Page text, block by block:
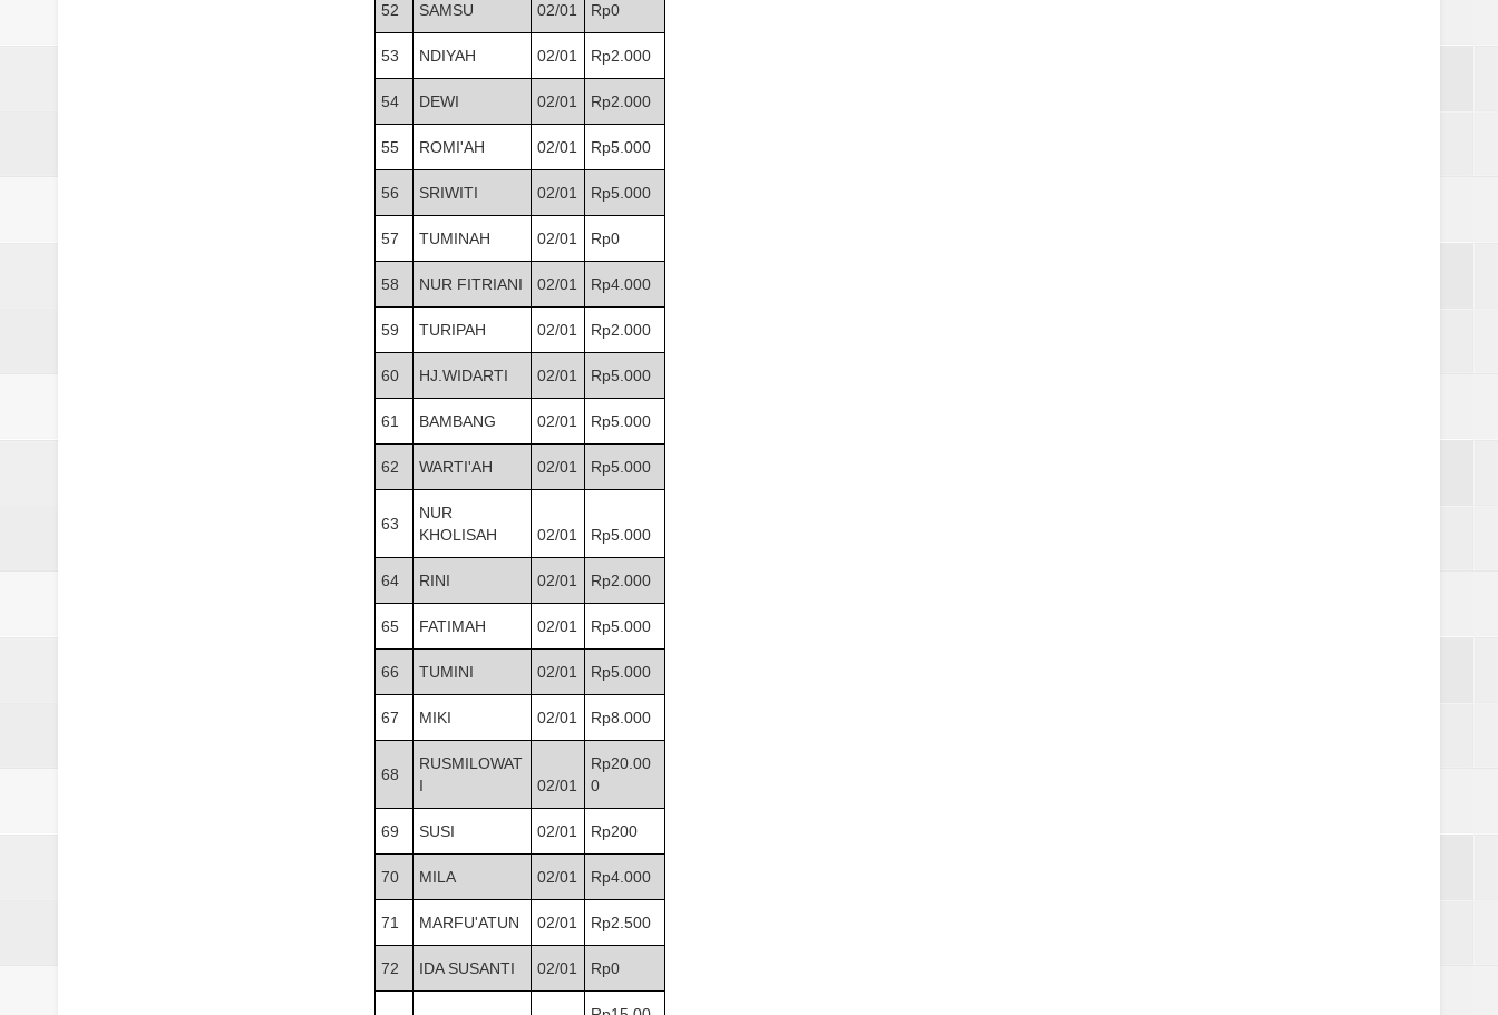
52 SAMSU 02/01 Rp0
53 NDIYAH 02/01 Rp2.000
54 DEWI 02/01 Rp2.000
55 ROMI'AH 02/01 Rp5.000
56 SRIWITI 02/01 Rp5.000
57 TUMINAH 02/01 Rp0
58 NUR FITRIANI 02/01 Rp4.000
59 TURIPAH 02/01 Rp2.000
60 HJ.WIDARTI 02/01 Rp5.000
61 BAMBANG 02/01 Rp5.000
62 WARTI'AH 02/01 Rp5.000
63
NUR
KHOLISAH
02/01 Rp5.000
64 RINI 02/01 Rp2.000
65 FATIMAH 02/01 Rp5.000
66 TUMINI 02/01 Rp5.000
67 MIKI 02/01 Rp8.000
68
RUSMILOWAT
I
02/01
Rp20.00
0
69 SUSI 02/01 Rp200
70 MILA 02/01 Rp4.000
71 MARFU'ATUN 02/01 Rp2.500
72 IDA SUSANTI 02/01 Rp0